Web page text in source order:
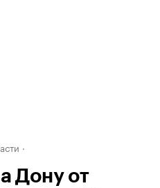
Дону от